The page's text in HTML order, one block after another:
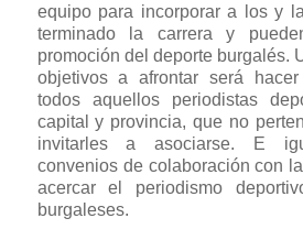
equipo para incorporar a los y
terminado la carrera y
promoción del deporte burgalés.
objetivos a afrontar será
todos aquellos periodistas
capital y provincia, que no
invitarles a asociarse. E
convenios de colaboración con
acercar el periodismo
burgaleses.